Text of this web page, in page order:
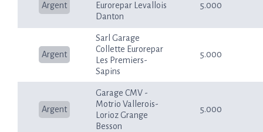
Argent
Eurorepar Levallois
Danton
5.000
Argent
Sarl Garage
Collette Eurorepar
Les Premiers-
Sapins
5.000
Argent
Garage CMV -
Motrio Vallerois-
Lorioz Grange
Besson
5.000